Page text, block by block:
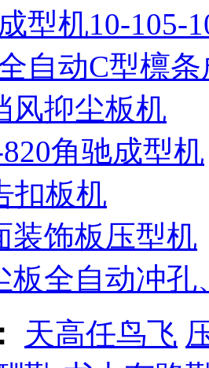
型机10-105-
自动C型檩
风抑尘板机
角驰成型机
扣板机
装饰板压型机
板全自动冲
天高任鸟飞